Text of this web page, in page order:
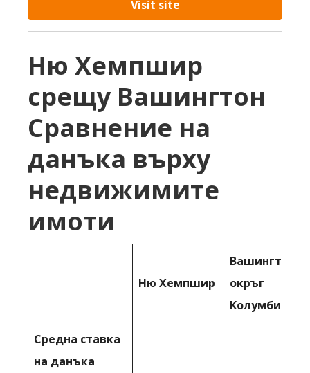
Visit site
Ню Хемпшир
срещу Вашингтон
Сравнение на
данъка върху
недвижимите
имоти
Ню Хемпшир
Вашингтон,
окръг
Колумбия
Средна ставка
на данъка